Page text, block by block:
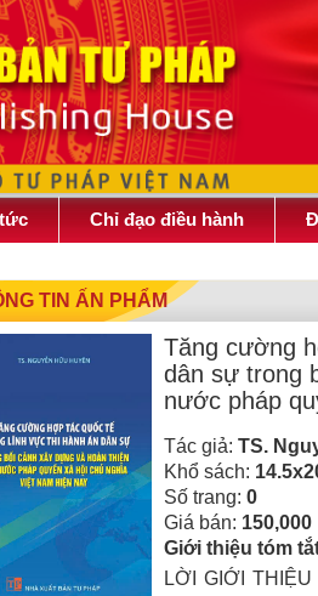
Chỉ đạo điều hành
TIN ẤN PHẨM
Tăng cường
dân sự trong
nước pháp
Tác giả:TS.
Khổ sách:
Số trang:0
Giá bán: 150,000
Giới thiệu tóm
LỜI GIỚI